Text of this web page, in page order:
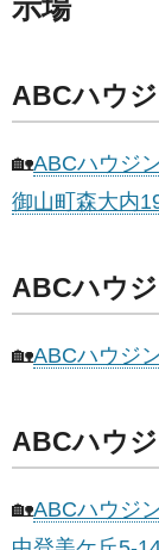
示場
ABCハウジ
🏡ABCハウジ
御山町森大内
ABCハウジ
🏡ABCハウジ
ABCハウジ
🏡ABCハウジ